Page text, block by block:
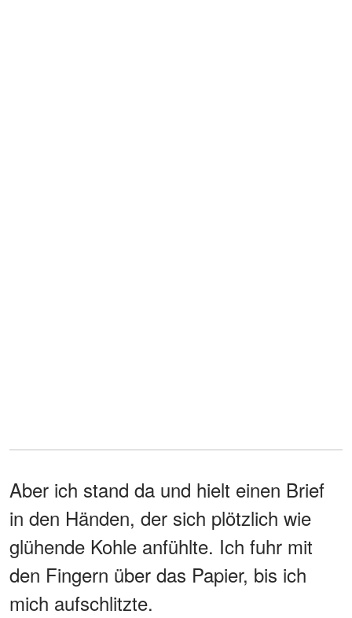
Aber ich stand da und hielt einen Brief
in den Händen, der sich plötzlich wie
glühende Kohle anfühlte. Ich fuhr mit
den Fingern über das Papier, bis ich
mich aufschlitzte.